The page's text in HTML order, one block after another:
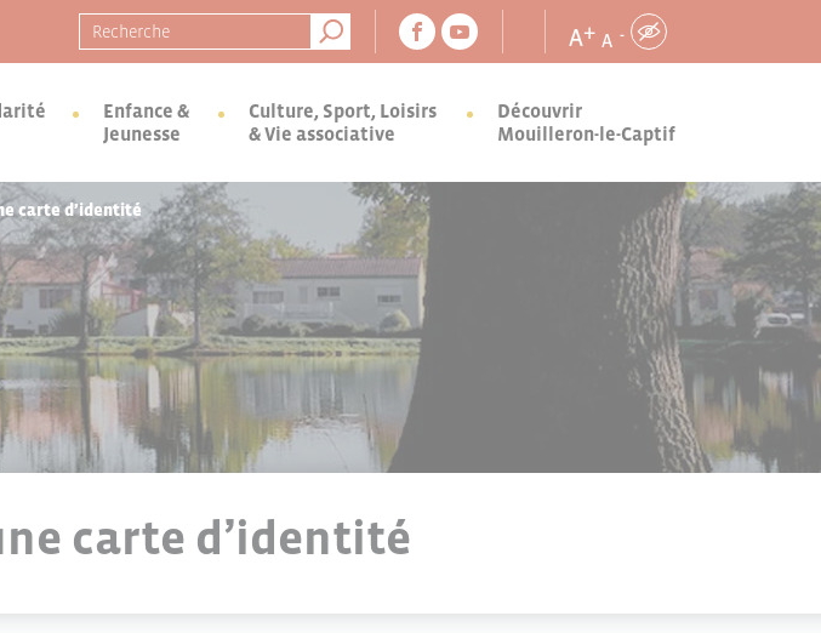
Recherche pour : A+ A -
Enfance &
Jeunesse
Culture, Sport, Loisirs
& Vie associative
Découvrir
Mouilleron-le-Captif
carte d’identité
carte d’identité